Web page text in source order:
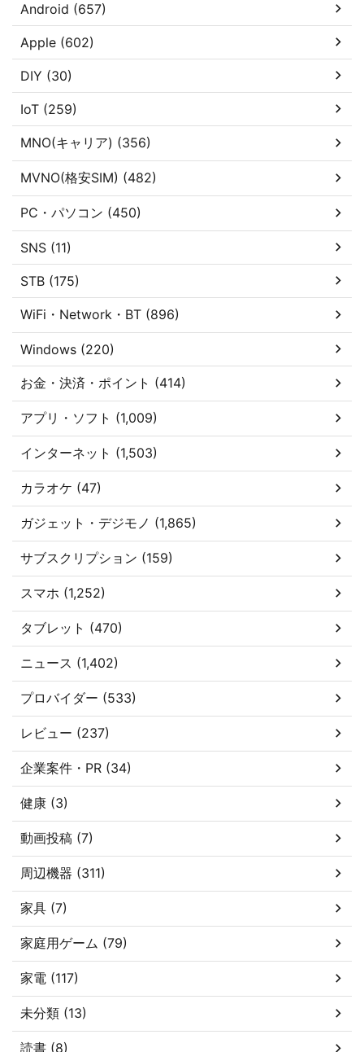
Android (657)
Apple (602)
DIY (30)
IoT (259)
MNO(キャリア) (356)
MVNO(格安SIM) (482)
PC・パソコン (450)
SNS (11)
STB (175)
WiFi・Network・BT (896)
Windows (220)
お金・決済・ポイント (414)
アプリ・ソフト (1,009)
インターネット (1,503)
カラオケ (47)
ガジェット・デジモノ (1,865)
サブスクリプション (159)
スマホ (1,252)
タブレット (470)
ニュース (1,402)
プロバイダー (533)
レビュー (237)
企業案件・PR (34)
健康 (3)
動画投稿 (7)
周辺機器 (311)
家具 (7)
家庭用ゲーム (79)
家電 (117)
未分類 (13)
読書 (8)